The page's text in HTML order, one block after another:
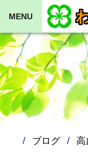
MENU
ブログ 高